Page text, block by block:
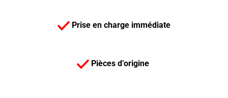
Prise en charge immédiate
Pièces d’origine